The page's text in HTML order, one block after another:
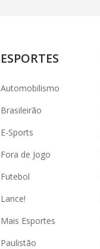
ESPORTES
Automobilismo
Brasileirão
E-Sports
Fora de Jogo
Futebol
Lance!
Mais Esportes
Paulistão